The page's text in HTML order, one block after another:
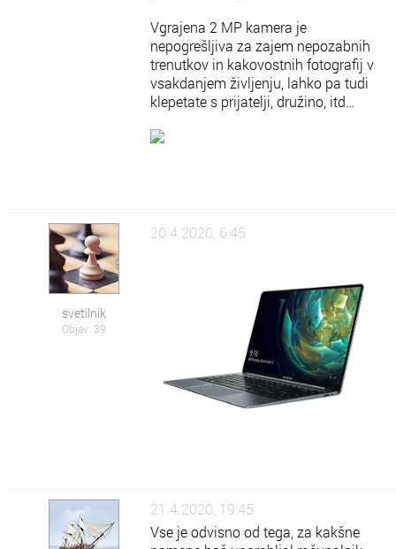
Vgrajena 2 MP kamera je
nepogrešljiva za zajem nepozabnih
trenutkov in kakovostnih fotografij v
vsakdanjem življenju, lahko pa tudi
klepetate s prijatelji, družino, itd…
svetilnik
Objav: 39
20.4.2020, 6:45
21.4.2020, 19:45
Vse je odvisno od tega, za kakšne